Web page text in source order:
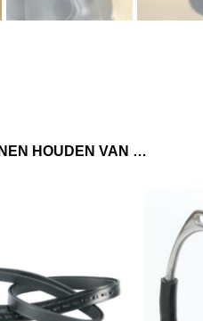
HOUDEN VAN …